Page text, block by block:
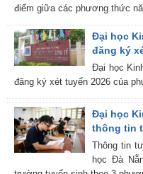
điểm giữa các phương thức
Đại học
đăng ký
Đại học
đăng ký xét tuyển 2026 của
Đại học
thông tin
Thông tin
học Đà